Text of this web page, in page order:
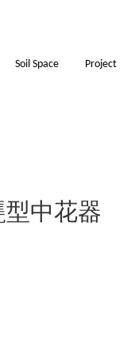
Soil Space Project
中花器